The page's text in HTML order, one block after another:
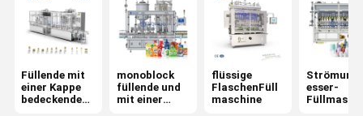
KolbenFüllmaschine
Kosmetische Füllmaschine
Mit einer Kappe bedeckende Maschine
Füllende mit
einer Kappe
bedeckende
monoblock
füllende und
mit einer
flüssige
FlaschenFüll
maschine
esser-